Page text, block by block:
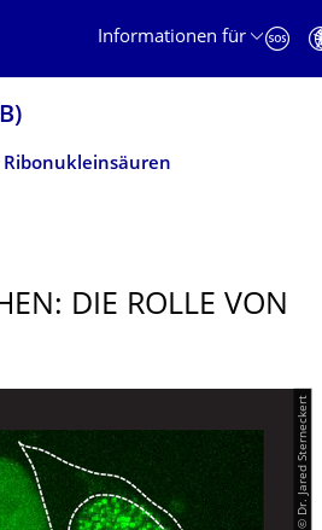
Informationen für
DIE ROLLE VON
© Dr. Jared Sterneckert